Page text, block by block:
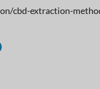
cbd-extraction-